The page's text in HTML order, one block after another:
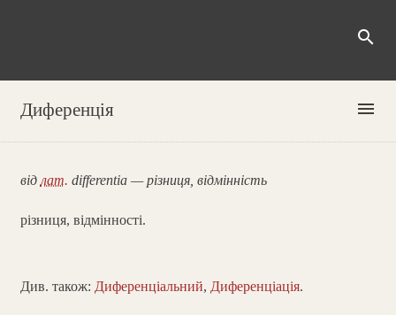
search
Диференція menu
від лат. differentia — різниця, відмінність
різниця, відмінності.
Див. також: Диференціальний, Диференціація.